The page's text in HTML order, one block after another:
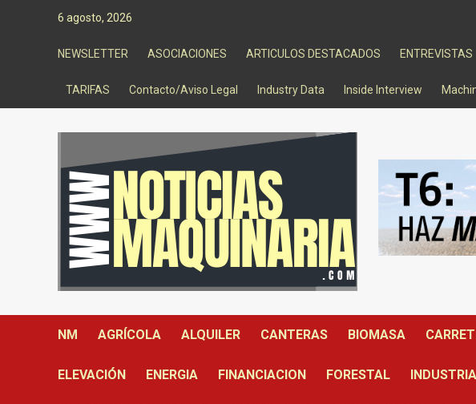
6 agosto, 2026
NEWSLETTER ASOCIACIONES ARTICULOS DESTACADOS ENTREVISTAS
TARIFAS Contacto/Aviso Legal Industry Data Inside Interview
NM AGRÍCOLA ALQUILER CANTERAS BIOMASA
ELEVACIÓN ENERGIA FINANCIACION FORESTAL INDUSTRIA